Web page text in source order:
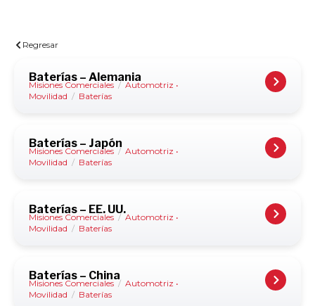
Regresar
Baterías – Alemania
Misiones Comerciales / Automotriz •
Movilidad / Baterías
Baterías – Japón
Misiones Comerciales / Automotriz •
Movilidad / Baterías
Baterías – EE. UU.
Misiones Comerciales / Automotriz •
Movilidad / Baterías
Baterías – China
Misiones Comerciales / Automotriz •
Movilidad / Baterías